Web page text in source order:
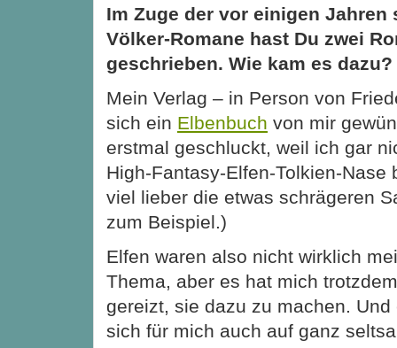
Im Zuge der vor einigen Jahren
Völker-Romane hast Du zwei
geschrieben. Wie kam es dazu?
Mein Verlag – in Person von
sich ein Elbenbuch von mir
erstmal geschluckt, weil ich gar
High-Fantasy-Elfen-Tolkien-Nase
viel lieber die etwas schrägeren
zum Beispiel.)
Elfen waren also nicht wirklich
Thema, aber es hat mich
gereizt, sie dazu zu machen. Und
sich für mich auch auf ganz